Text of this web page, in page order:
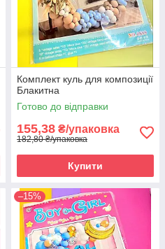
Комплект куль для композиції
Блакитна
Готово до відправки
155,38 ₴/упаковка
182,80 ₴/упаковка
Купити
–15%